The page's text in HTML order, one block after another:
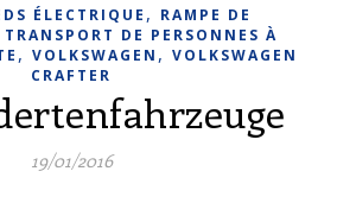
ÉLECTRIQUE , RAMPE DE
TRANSPORT DE PERSONNES À
, VOLKSWAGEN , VOLKSWAGEN
CRAFTER
19/01/2016